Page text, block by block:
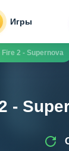
Игры
2 - Supernova
-